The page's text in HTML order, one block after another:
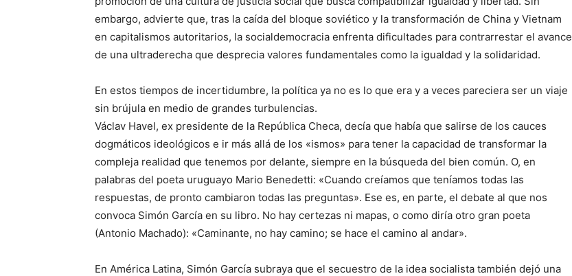
embargo, advierte que, tras la caída del bloque soviético y la transformación de China y Vietnam
en capitalismos autoritarios, la socialdemocracia enfrenta dificultades para contrarrestar el avance
de una ultraderecha que desprecia valores fundamentales como la igualdad y la solidaridad.
En estos tiempos de incertidumbre, la política ya no es lo que era y a veces pareciera ser un viaje
sin brújula en medio de grandes turbulencias.
Václav Havel, ex presidente de la República Checa, decía que había que salirse de los cauces
dogmáticos ideológicos e ir más allá de los «ismos» para tener la capacidad de transformar la
compleja realidad que tenemos por delante, siempre en la búsqueda del bien común. O, en
palabras del poeta uruguayo Mario Benedetti: «Cuando creíamos que teníamos todas las
respuestas, de pronto cambiaron todas las preguntas». Ese es, en parte, el debate al que nos
convoca Simón García en su libro. No hay certezas ni mapas, o como diría otro gran poeta
(Antonio Machado): «Caminante, no hay camino; se hace el camino al andar».
En América Latina, Simón García subraya que el secuestro de la idea socialista también dejó una